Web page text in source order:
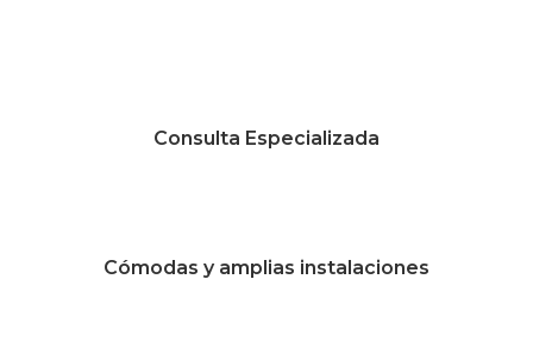
Consulta Especializada
Cómodas y amplias instalaciones